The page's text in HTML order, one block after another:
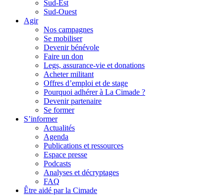
Sud-Est
Sud-Ouest
Agir
Nos campagnes
Se mobiliser
Devenir bénévole
Faire un don
Legs, assurance-vie et donations
Acheter militant
Offres d’emploi et de stage
Pourquoi adhérer à La Cimade ?
Devenir partenaire
Se former
S’informer
Actualités
Agenda
Publications et ressources
Espace presse
Podcasts
Analyses et décryptages
FAQ
Être aidé par la Cimade